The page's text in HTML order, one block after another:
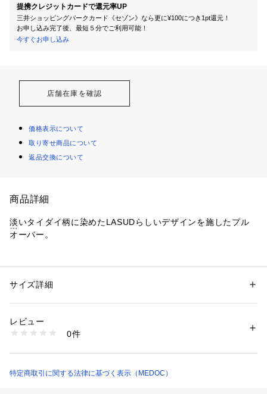
提携クレジットカードで還元率UP
三井ショッピングパークカード《セゾン》なら更に¥100につき1pt還元！
お申し込み完了後、最短５分でご利用可能！
今すぐお申し込み
店舗在庫を確認
価格表示について
取り寄せ商品について
返品交換について
商品詳細
淡いタイダイ柄に染めたLASUDらしいデザインを施したプル
オーバー。
二重織で、フロントのタックにより前身ごろには綺麗なドレー
バックヘムはバルーンシルエットになっており一枚でデザイン
性別：レディース
素材：素材 | 表地 綿：100％
   シフォン部分 ポリエステル：100％
   フライス部分 綿：91％、ポリウレタン：9％
伸縮性 | シフォン部分以外あり
家庭洗濯 | 手洗い可
サイズ詳細
レビュー
0件
特定商取引に関する法律に基づく表示（MEDOC）